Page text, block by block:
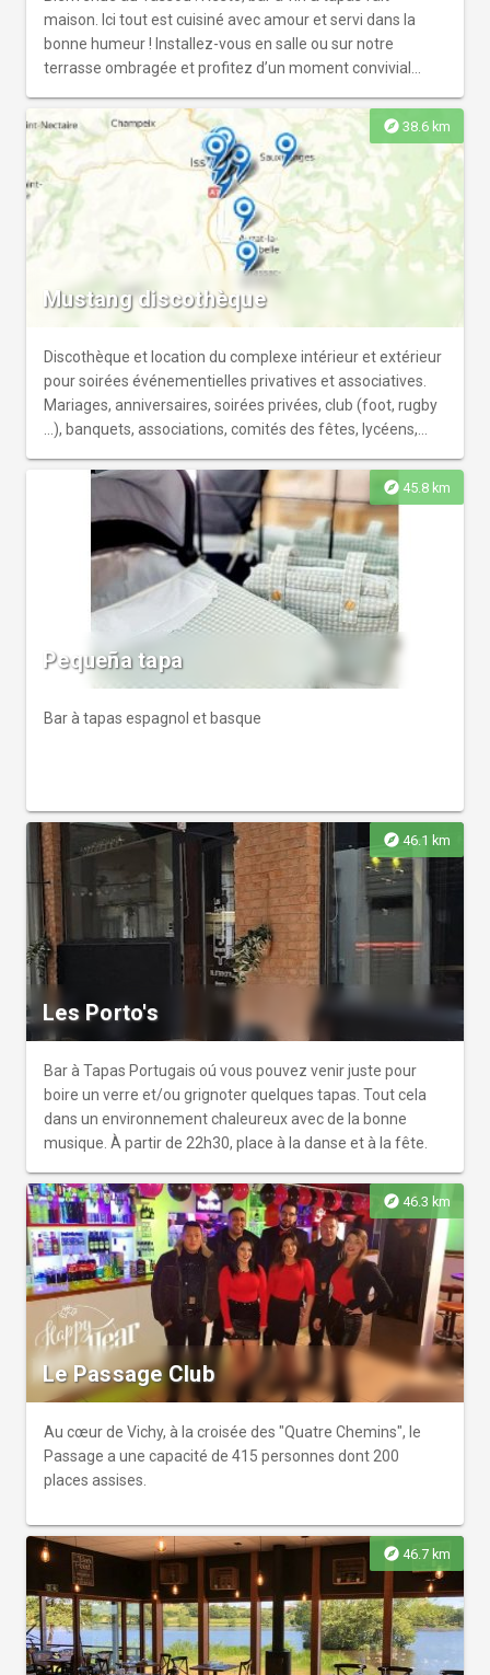
maison. Ici tout est cuisiné avec amour et servi dans la
bonne humeur ! Installez-vous en salle ou sur notre
terrasse ombragée et profitez d’un moment convivial
explore 38.6 km
Mustang discothèque
Discothèque et location du complexe intérieur et extérieur
pour soirées événementielles privatives et associatives.
Mariages, anniversaires, soirées privées, club (foot, rugby
...), banquets, associations, comités des fêtes, lycéens,
explore 45.8 km
Pequeña tapa
Bar à tapas espagnol et basque
explore 46.1 km
Les Porto's
Bar à Tapas Portugais oú vous pouvez venir juste pour
boire un verre et/ou grignoter quelques tapas. Tout cela
dans un environnement chaleureux avec de la bonne
musique. À partir de 22h30, place à la danse et à la fête.
explore 46.3 km
Le Passage Club
Au cœur de Vichy, à la croisée des "Quatre Chemins", le
Passage a une capacité de 415 personnes dont 200
places assises.
explore 46.7 km